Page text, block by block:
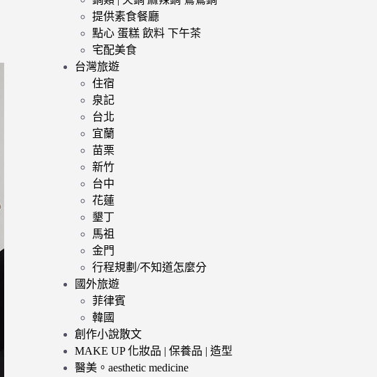
提供素食餐廳
點心 蛋糕 飲料 下午茶
宅配美食
台灣旅遊
住宿
泉記
台北
宜蘭
苗栗
新竹
台中
花蓮
墾丁
馬祖
金門
行程規劃/不知道怎麼分
國外旅遊
菲律賓
韓國
創作小說散文
MAKE UP 化妝品 | 保養品 | 造型
醫美。aesthetic medicine